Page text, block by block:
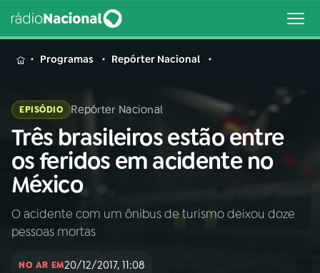
MENU
Buscar
na
Rádio
Nacional
Buscar
AO VIVO
INÍCIO
Programas Repórter Nacional
EPISÓDIO Repórter Nacional
Três brasileiros estão entre
os feridos em acidente no
México
O acidente com um ônibus de turismo deixou doze
pessoas mortas
NO AR EM20/12/2017, 11:08